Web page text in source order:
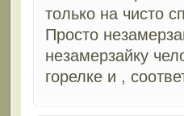
только на чисто
Просто
незамерзайку
горелке и ,